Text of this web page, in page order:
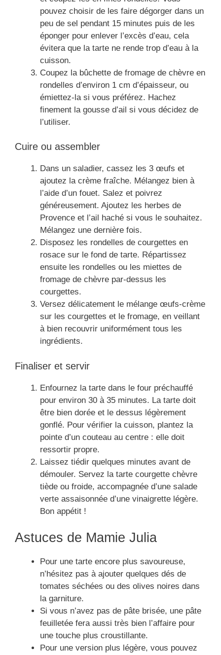
pouvez choisir de les faire dégorger dans un
peu de sel pendant 15 minutes puis de les
éponger pour enlever l’excès d’eau, cela
évitera que la tarte ne rende trop d’eau à la
cuisson.
Coupez la bûchette de fromage de chèvre en
rondelles d’environ 1 cm d’épaisseur, ou
émiettez-la si vous préférez. Hachez
finement la gousse d’ail si vous décidez de
l’utiliser.
Cuire ou assembler
Dans un saladier, cassez les 3 œufs et
ajoutez la crème fraîche. Mélangez bien à
l’aide d’un fouet. Salez et poivrez
généreusement. Ajoutez les herbes de
Provence et l’ail haché si vous le souhaitez.
Mélangez une dernière fois.
Disposez les rondelles de courgettes en
rosace sur le fond de tarte. Répartissez
ensuite les rondelles ou les miettes de
fromage de chèvre par-dessus les
courgettes.
Versez délicatement le mélange œufs-crème
sur les courgettes et le fromage, en veillant
à bien recouvrir uniformément tous les
ingrédients.
Finaliser et servir
Enfournez la tarte dans le four préchauffé
pour environ 30 à 35 minutes. La tarte doit
être bien dorée et le dessus légèrement
gonflé. Pour vérifier la cuisson, plantez la
pointe d’un couteau au centre : elle doit
ressortir propre.
Laissez tiédir quelques minutes avant de
démouler. Servez la tarte courgette chèvre
tiède ou froide, accompagnée d’une salade
verte assaisonnée d’une vinaigrette légère.
Bon appétit !
Astuces de Mamie Julia
Pour une tarte encore plus savoureuse,
n’hésitez pas à ajouter quelques dés de
tomates séchées ou des olives noires dans
la garniture.
Si vous n’avez pas de pâte brisée, une pâte
feuilletée fera aussi très bien l’affaire pour
une touche plus croustillante.
Pour une version plus légère, vous pouvez